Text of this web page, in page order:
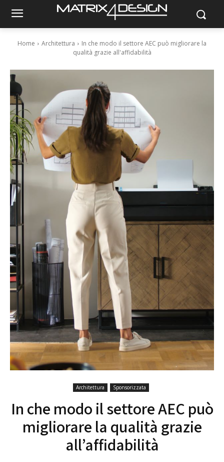
Home Architettura
In che modo il settore AEC può migliorare la
qualità grazie all'affidabilità
Architettura Sponsorizzata
In che modo il settore AEC può
migliorare la qualità grazie
all’affidabilità